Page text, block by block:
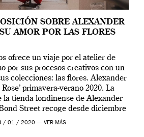
SOBRE ALEXANDER
AMOR POR LAS FLORES
ofrece un viaje por el atelier de
por sus procesos creativos con un
colecciones: las flores. Alexander
primavera-verano 2020. La
la tienda londinense de Alexander
Street recoge desde diciembre
hasta final de abril […]
/ 01 / 2020 — VER MÁS